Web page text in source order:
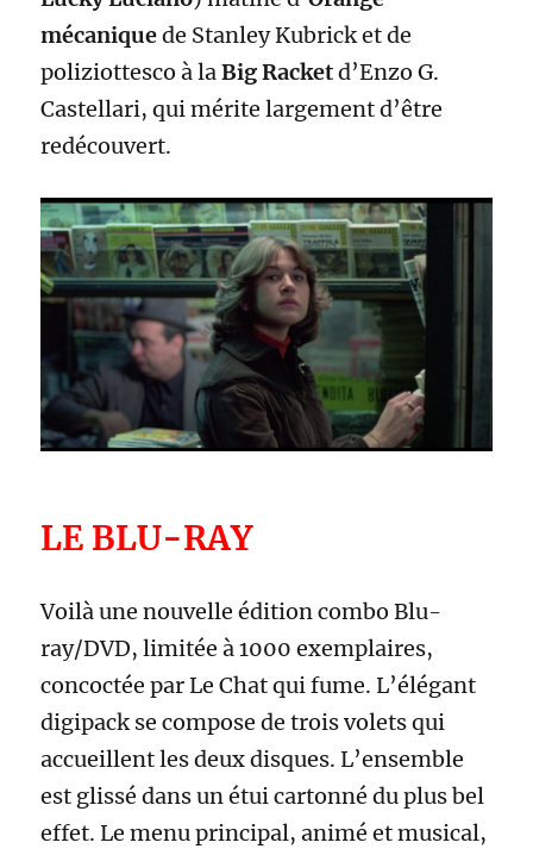
mécaniquede Stanley Kubrick et de
poliziottesco à laBig Racketd’Enzo G.
Castellari, qui mérite largement d’être
redécouvert.
LE BLU-RAY
Voilà une nouvelle édition combo Blu-
ray/DVD, limitée à 1000 exemplaires,
concoctée par Le Chat qui fume. L’élégant
digipack se compose de trois volets qui
accueillent les deux disques. L’ensemble
est glissé dans un étui cartonné du plus bel
effet. Le menu principal, animé et musical,